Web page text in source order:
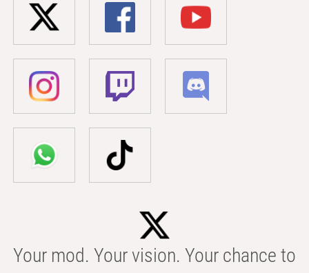
Your mod. Your vision. Your chance to